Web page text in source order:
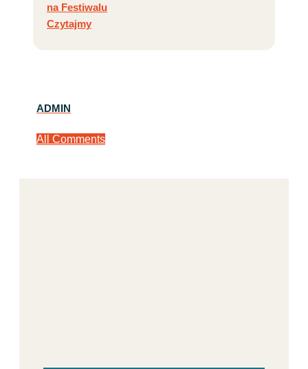
na Festiwalu
Czytajmy
ADMIN
All Comments